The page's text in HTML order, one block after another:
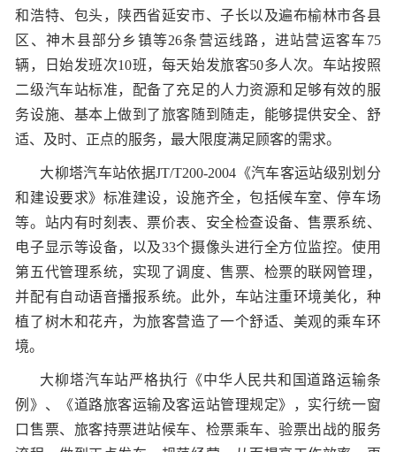
和浩特、包头，陕西省延安市、子长以及遍布榆林市各县
区、神木县部分乡镇等26条 营运线路，进站营运客车75
辆，日始发班次10班，每天始发旅客50多人次。车站按照
二级汽车站标准，配备了充足的人力资源和足够有效的服
务设施、基本上做到了旅客随到随走，能够提供安全、舒
适、及时、正点的服务，最大限度满足顾客的需求。
大柳塔汽车站依据JT/T200-2004 《汽车客运站级别划分
和建设要求》 标准建设，设施齐全，包括候车室、停车场
等。站内有时刻表、票价表、 安全检查设备、售票系统、
电子显示等设备， 以及33个摄像头进行全方位监控。使用
第五代管理系统，实现了调度、售票、检票的联网管理，
并配有自动语音播报系统。此外，车站注重环境美化，种
植了树木和花卉，为旅客营造了一个舒适、美观的乘车环
境。
大柳塔汽车站严格执行《中华人民共和国道路运输条
例》、《道路旅客运输及客运站管理规定》，实行统一窗
口售票、旅客持票进站候车、检票乘车、验票出战的服务